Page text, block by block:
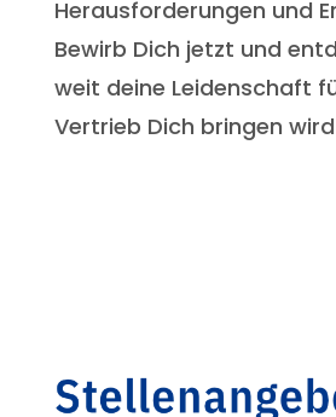
Herausforderungen und
Bewirb Dich jetzt und
weit deine Leidenschaft
Vertrieb Dich bringen